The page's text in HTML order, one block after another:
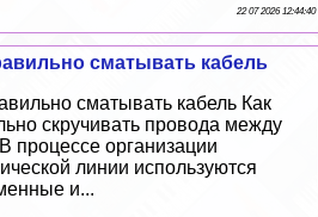
22 07 2026 12:44:40
сматывать кабель
сматывать кабель Как
скручивать провода между
процессе организации
линии используются
и...